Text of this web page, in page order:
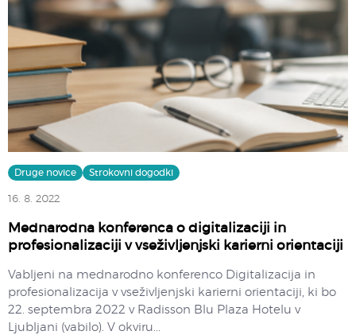
Druge novice Strokovni dogodki
16. 8. 2022
Mednarodna konferenca o digitalizaciji in
profesionalizaciji v vseživljenjski karierni orientaciji
Vabljeni na mednarodno konferenco Digitalizacija in
profesionalizacija v vseživljenjski karierni orientaciji, ki bo
22. septembra 2022 v Radisson Blu Plaza Hotelu v
Ljubljani (vabilo). V okviru...